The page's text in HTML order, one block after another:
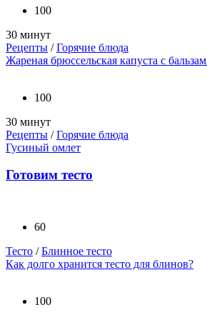
100
30 минут
Рецепты /Горячие блюда
Жареная брюссельская капуста с
100
30 минут
Рецепты /Горячие блюда
Гусиный омлет
Готовим тесто
60
Тесто /Блинное тесто
Как долго хранится тесто для блинов?
100